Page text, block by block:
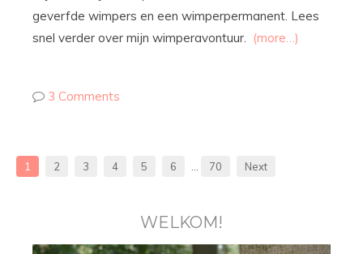
geverfde wimpers en een wimperpermanent. Lees
snel verder over mijn wimperavontuur. (more…)
3 Comments
1 2 3 4 5 6 70 Next
WELKOM!